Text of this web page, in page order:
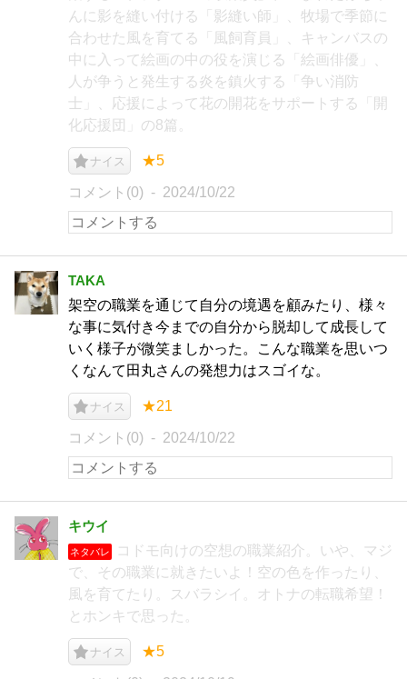
んに影を縫い付ける「影縫い師」、牧場で季節に
合わせた風を育てる「風飼育員」、キャンバスの
中に入って絵画の中の役を演じる「絵画俳優」、
人が争うと発生する炎を鎮火する「争い消防
士」、応援によって花の開花をサポートする「開
化応援団」の8篇。
ナイス ★5
コメント(0) 2024/10/22
TAKA
架空の職業を通じて自分の境遇を顧みたり、様々
な事に気付き今までの自分から脱却して成長して
いく様子が微笑ましかった。こんな職業を思いつ
くなんて田丸さんの発想力はスゴイな。
ナイス ★21
コメント(0) 2024/10/22
キウイ
ネタバレ
コドモ向けの空想の職業紹介。いや、マジ
で、その職業に就きたいよ！空の色を作ったり、
風を育てたり。スバラシイ。オトナの転職希望！
とホンキで思った。
ナイス ★5